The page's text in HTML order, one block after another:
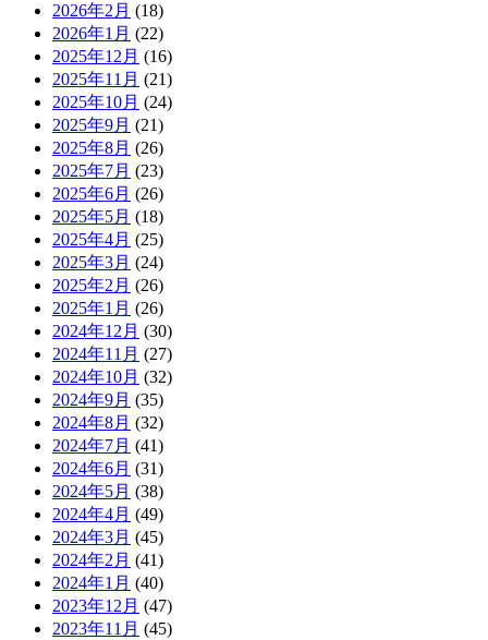
2026年2月 (18)
2026年1月 (22)
2025年12月 (16)
2025年11月 (21)
2025年10月 (24)
2025年9月 (21)
2025年8月 (26)
2025年7月 (23)
2025年6月 (26)
2025年5月 (18)
2025年4月 (25)
2025年3月 (24)
2025年2月 (26)
2025年1月 (26)
2024年12月 (30)
2024年11月 (27)
2024年10月 (32)
2024年9月 (35)
2024年8月 (32)
2024年7月 (41)
2024年6月 (31)
2024年5月 (38)
2024年4月 (49)
2024年3月 (45)
2024年2月 (41)
2024年1月 (40)
2023年12月 (47)
2023年11月 (45)